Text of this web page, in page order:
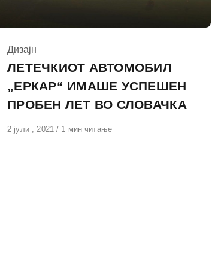
КАтегорија
Дизајн
ЛЕТЕЧКИОТ АВТОМОБИЛ
„ЕРКАР“ ИМАШЕ УСПЕШЕН
ПРОБЕН ЛЕТ ВО СЛОВАЧКА
Објавено
2 јули , 2021 1 мин читање